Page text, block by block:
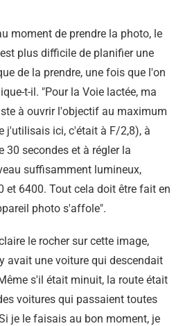
moment de prendre la photo, le
plus difficile de planifier une
de la prendre, une fois que l'on
t-il. "Pour la Voie lactée, ma
à ouvrir l'objectif au maximum
j'utilisais ici, c'était à F/2,8), à
30 secondes et à régler la
suffisamment lumineux,
et 6400. Tout cela doit être fait en
photo s'affole".
le rocher sur cette image,
avait une voiture qui descendait
s'il était minuit, la route était
voitures qui passaient toutes
je le faisais au bon moment, je